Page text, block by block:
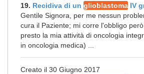
19. Recidiva di un glioblastoma IV
Gentile Signora, per me nessun
cura il Paziente; mi corre l'obbligo
presto la mia attività di oncologia
in oncologia medica) ...
Creato il 30 Giugno 2017